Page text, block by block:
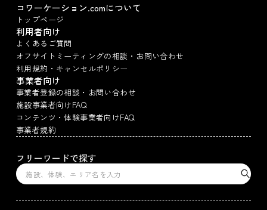
コワーケーション.comについて
トップページ
利用者向け
よくあるご質問
オフサイトミーティングの相談・お問い合わせ
利用規約・キャンセルポリシー
事業者向け
事業者登録の相談・お問い合わせ
施設事業者向けFAQ
コンテンツ・体験事業者向けFAQ
事業者規約
フリーワードで探す